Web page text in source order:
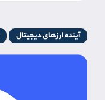
آینده ارزهای دیجیتال